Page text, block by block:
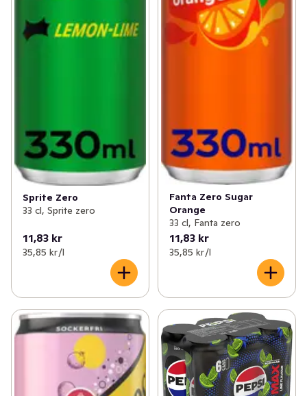
Sprite Zero
33 cl, Sprite zero
11,83 kr
35,85 kr /l
Fanta Zero Sugar
Orange
33 cl, Fanta zero
11,83 kr
35,85 kr /l